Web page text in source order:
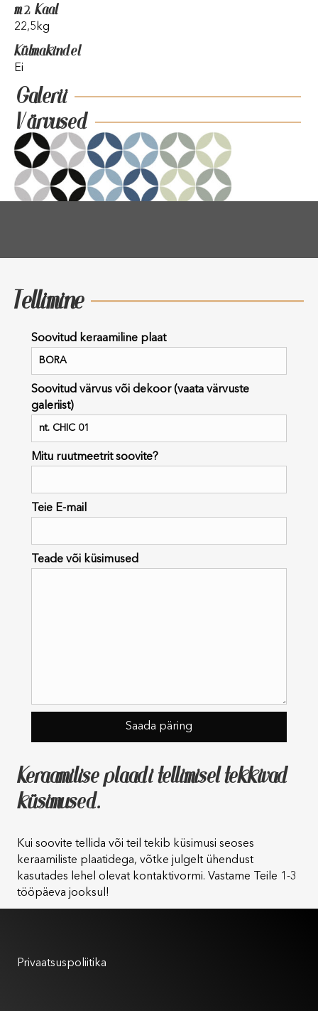
m2 Kaal
22,5kg
Külmakindel
Ei
Galerii
Värvused
Tellimine
Soovitud keraamiline plaat
Soovitud värvus või dekoor (vaata värvuste
galeriist)
Mitu ruutmeetrit soovite?
Teie E-mail
Teade või küsimused
Keraamilise plaadi tellimisel tekkivad
küsimused.
Kui soovite tellida või teil tekib küsimusi seoses
keraamiliste plaatidega, võtke julgelt ühendust
kasutades lehel olevat kontaktivormi. Vastame Teile 1-3
tööpäeva jooksul!
Privaatsuspoliitika